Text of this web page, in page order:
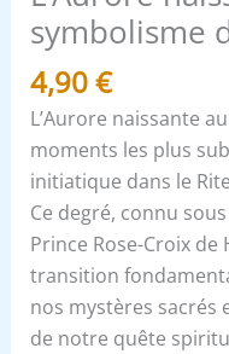
symbolisme
4,90€
L’Aurore naissante
moments les plus
initiatique dans le
Ce degré, connu
Prince Rose-Croix
transition
nos mystères sacrés
de notre quête